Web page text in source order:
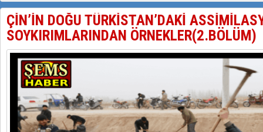
İŞGALCİ ÇİN’DEN “FETİHLER SULTANI
SAADET PARTİSİ İLÇE BAŞKANI : TEMMUZ AYI,DOĞU
ÇİN’İN DOĞU TÜRKİSTAN’DAKİ
SOYKIRIMLARINDAN ÖRNEKLER(2.BÖLÜM)